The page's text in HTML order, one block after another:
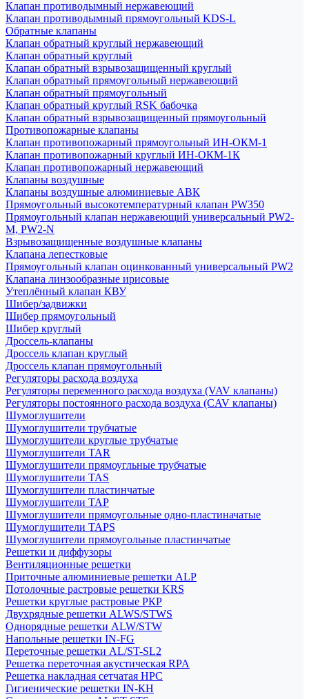
Клапан противодымный нержавеющий
Клапан противодымный прямоугольный KDS-L
Обратные клапаны
Клапан обратный круглый нержавеющий
Клапан обратный круглый
Клапан обратный взрывозащищенный круглый
Клапан обратный прямоугольный нержавеющий
Клапан обратный прямоугольный
Клапан обратный круглый RSK бабочка
Клапан обратный взрывозащищенный прямоугольный
Противопожарные клапаны
Клапан противопожарный прямоугольный ИН-ОКМ-1
Клапан противопожарный круглый ИН-ОКМ-1К
Клапан противопожарный нержавеющий
Клапаны воздушные
Клапаны воздушные алюминиевые АВК
Прямоугольный высокотемпературный клапан PW350
Прямоугольный клапан нержавеющий универсальный PW2-
M, PW2-N
Взрывозащищенные воздушные клапаны
Клапана лепестковые
Прямоугольный клапан оцинкованный универсальный PW2
Клапана линзообразные ирисовые
Утеплённый клапан КВУ
Шибер/задвижки
Шибер прямоугольный
Шибер круглый
Дроссель-клапаны
Дроссель клапан круглый
Дроссель клапан прямоугольный
Регуляторы расхода воздуха
Регуляторы переменного расхода воздуха (VAV клапаны)
Регуляторы постоянного расхода воздуха (CAV клапаны)
Шумоглушители
Шумоглушители трубчатые
Шумоглушители круглые трубчатые
Шумоглушители TAR
Шумоглушители прямоугльные трубчатые
Шумоглушители TAS
Шумоглушители пластинчатые
Шумоглушители TAP
Шумоглушители прямоугольные одно-пластиначатые
Шумоглушители TAPS
Шумоглушители прямоугольные пластинчатые
Решетки и диффузоры
Вентиляционные решетки
Приточные алюминиевые решетки ALP
Потолочные растровые решетки KRS
Решетки круглые растровые РКР
Двухрядные решетки ALWS/STWS
Однорядные решетки ALW/STW
Напольные решетки IN-FG
Переточные решетки AL/ST-SL2
Решетка переточная акустическая RPA
Решетка накладная сетчатая НРС
Гигиенические решетки IN-КН